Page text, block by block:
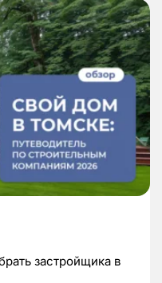
застройщика в